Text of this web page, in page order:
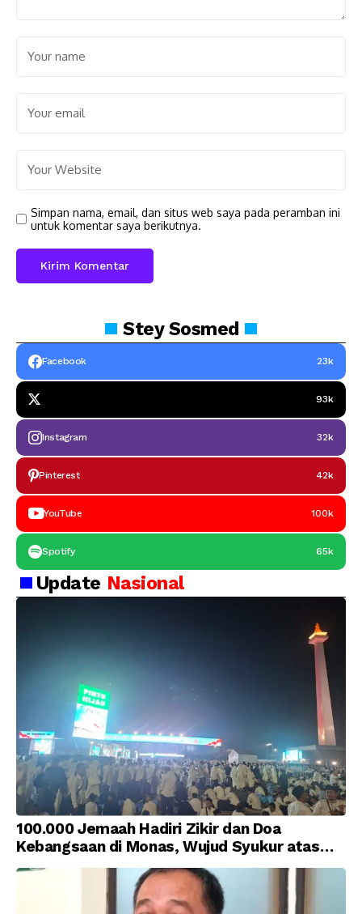
Simpan nama, email, dan situs web saya pada peramban ini
untuk komentar saya berikutnya.
SteySosmed
Facebook 23k
93k
Instagram 32k
Pinterest 42k
YouTube 100k
Spotify 65k
Update Nasional
100.000 Jemaah Hadiri Zikir dan Doa
Kebangsaan di Monas, Wujud Syukur atas
Kemerdekaan Indonesia